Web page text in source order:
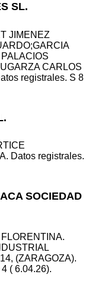
SL.
JIMENEZ
CARLOS
registrales. S 8
Datos registrales.
SOCIEDAD
(ZARAGOZA).
( 6.04.26).